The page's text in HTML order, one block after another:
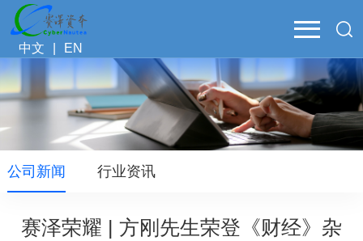
中文 EN
公司新闻 行业资讯
赛泽荣耀 | 方刚先生荣登《财经》杂